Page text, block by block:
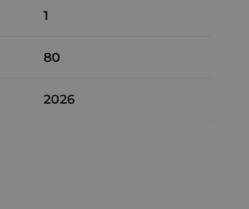
1
80
2026